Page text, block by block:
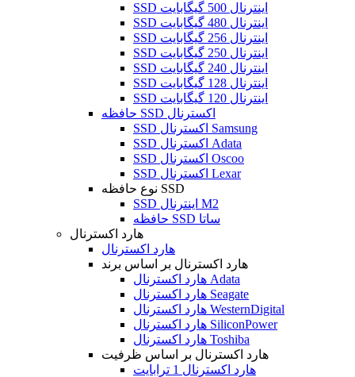
SSD اینترنال 500 گیگابایت
SSD اینترنال 480 گیگابایت
SSD اینترنال 256 گیگابایت
SSD اینترنال 250 گیگابایت
SSD اینترنال 240 گیگابایت
SSD اینترنال 128 گیگابایت
SSD اینترنال 120 گیگابایت
حافظه SSD اکسترنال
SSD اکسترنال Samsung
SSD اکسترنال Adata
SSD اکسترنال Oscoo
SSD اکسترنال Lexar
نوع حافظه SSD
SSD اینترنال M2
حافظه SSD ساتا
هارد اکسترنال
هارد اکسترنال
هارد اکسترنال بر اساس برند
هارد اکسترنال Adata
هارد اکسترنال Seagate
هارد اکسترنال WesternDigital
هارد اکسترنال SiliconPower
هارد اکسترنال Toshiba
هارد اکسترنال بر اساس ظرفیت
هارد اکسترنال 1 ترابایت